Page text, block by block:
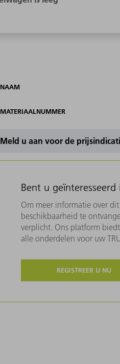
NAAM
MATERIAALNUMMER
Meld u aan voor de
Bent u
Om meer informatie over
beschikbaarheid te
verplicht. Ons platform
alle onderdelen voor uw
REGISTREER U NU